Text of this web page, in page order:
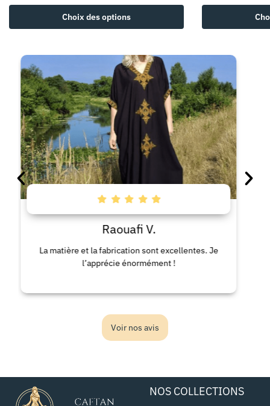
Choix des options
Raouafi V.
La matière et la fabrication sont excellentes. Je
l’apprécie énormément !
Voir nos avis
NOS COLLECTIONS